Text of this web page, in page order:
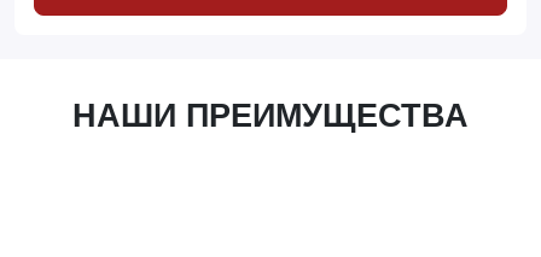
НАШИ ПРЕИМУЩЕСТВА